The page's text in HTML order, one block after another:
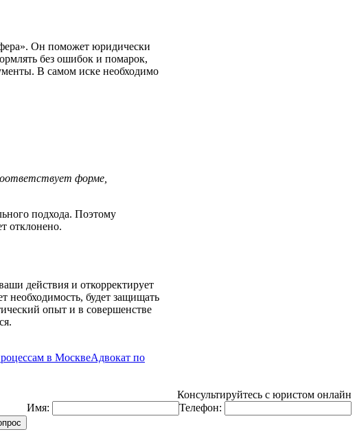
Он поможет юридически
без ошибок и помарок,
В самом иске необходимо
форме,
подхода. Поэтому
отклонено.
действия и откорректирует
необходимость, будет защищать
опыт и в совершенстве
в МосквеАдвокат по
Консультируйтесь с юристом онлайн
Имя:
Телефон: